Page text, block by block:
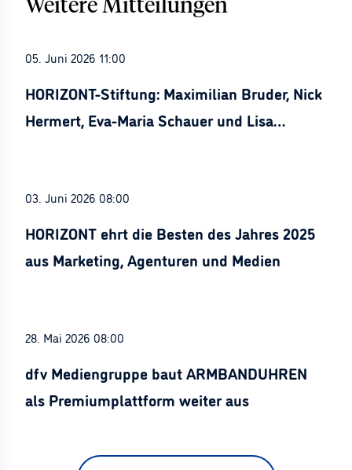
Weitere Mitteilungen
05. Juni 2026 11:00
HORIZONT-Stiftung: Maximilian Bruder, Nick
Hermert, Eva-Maria Schauer und Lisa
03. Juni 2026 08:00
HORIZONT ehrt die Besten des Jahres 2025
aus Marketing, Agenturen und Medien
28. Mai 2026 08:00
dfv Mediengruppe baut ARMBANDUHREN
als Premiumplattform weiter aus